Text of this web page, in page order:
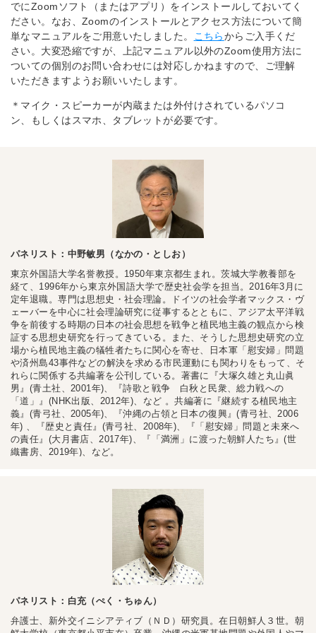
でにZoomソフト（またはアプリ）をインストールしておいてく
ださい。なお、Zoomのインストールとアクセス方法について簡
単なマニュアルをご用意いたしました。 こちらからご入手くだ
さい。大変恐縮ですが、上記マニュアル以外のZoom使用方法に
ついての個別のお問い合わせには対応しかねますので、ご理解
いただきますようお願いいたします。
＊マイク・スピーカーが内蔵または外付けされているパソコ
ン、もしくはスマホ、タブレットが必要です。
パネリスト：中野敏男（なかの・としお）
東京外国語大学名誉教授。1950年東京都生まれ。茨城大学教養部を
経て、1996年から東京外国語大学で歴史社会学を担当。2016年3月に
定年退職。専門は思想史・社会理論。ドイツの社会学者マックス・ヴ
ェーバーを中心に社会理論研究に従事するとともに、アジア太平洋戦
争を前後する時期の日本の社会思想を戦争と植民地主義の観点から検
証する思想史研究を行ってきている。また、そうした思想史研究の立
場から植民地主義の犠牲者たちに関心を寄せ、日本軍「慰安婦」問題
や済州島43事件などの解決を求める市民運動にも関わりをもって、そ
れらに関係する共編著を公刊している。著書に『大塚久雄と丸山眞
男』(青土社、2001年)、『詩歌と戦争 白秋と民衆、総力戦への
「道」』(NHK出版、2012年)、など 。共編著に『継続する植民地主
義』(青弓社、2005年)、『沖縄の占領と日本の復興』(青弓社、2006
年) 、『歴史と責任』(青弓社、2008年)、『「慰安婦」問題と未來へ
の責任』(大月書店、2017年)、『「満洲」に渡った朝鮮人たち』(世
織書房、2019年)、など。
パネリスト：白充（ぺく・ちゅん）
弁護士、新外交イニシアティブ（ＮＤ）研究員。在日朝鮮人３世。朝